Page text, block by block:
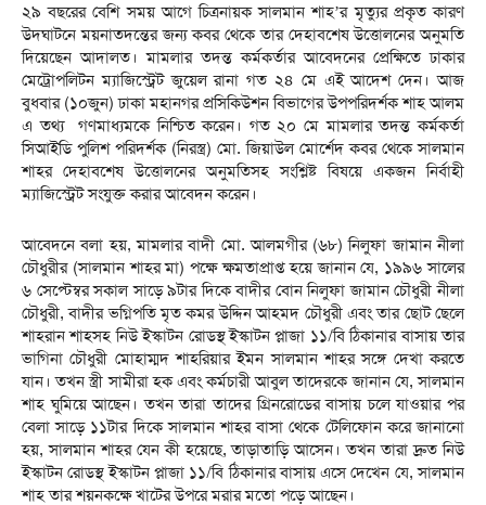
২৯ বছরের বেশি সময় আগে চিত্রনায়ক সালমান শাহ’র মৃত্যুর প্রকৃত কারণ
উদঘাটনে ময়নাতদন্তের জন্য কবর থেকে তার দেহাবশেষ উত্তোলনের অনুমতি
দিয়েছেন আদালত। মামলার তদন্ত কর্মকর্তার আবেদনের প্রেক্ষিতে ঢাকার
মেট্রোপলিটন ম্যাজিস্ট্রেট জুয়েল রানা গত ২৪ মে এই আদেশ দেন। আজ
বুধবার (১০জুন) ঢাকা মহানগর প্রসিকিউশন বিভাগের উপপরিদর্শক শাহ আলম
এ তথ্য গণমাধ্যমকে নিশ্চিত করেন। গত ২০ মে মামলার তদন্ত কর্মকর্তা
সিআইডি পুলিশ পরিদর্শক (নিরস্ত্র) মো. জিয়াউল মোর্শেদ কবর থেকে সালমান
শাহর দেহাবশেষ উত্তোলনের অনুমতিসহ সংশ্লিষ্ট বিষয়ে একজন নির্বাহী
ম্যাজিস্ট্রেট সংযুক্ত করার আবেদন করেন।
আবেদনে বলা হয়, মামলার বাদী মো. আলমগীর (৬৮) নিলুফা জামান নীলা
চৌধুরীর (সালমান শাহর মা) পক্ষে ক্ষমতাপ্রাপ্ত হয়ে জানান যে, ১৯৯৬ সালের
৬ সেপ্টেম্বর সকাল সাড়ে ৯টার দিকে বাদীর বোন নিলুফা জামান চৌধুরী নীলা
চৌধুরী, বাদীর ভগ্নিপতি মৃত কমর উদ্দিন আহমদ চৌধুরী এবং তার ছোট ছেলে
শাহরান শাহ্সহ নিউ ইস্কাটন রোডস্থ ইস্কাটন প্লাজা ১১/বি ঠিকানার বাসায় তার
ভাগিনা চৌধুরী মোহাম্মদ শাহরিয়ার ইমন সালমান শাহর সঙ্গে দেখা করতে
যান। তখন স্ত্রী সামীরা হক এবং কর্মচারী আবুল তাদেরকে জানান যে, সালমান
শাহ ঘুমিয়ে আছেন। তখন তারা তাদের গ্রিনরোডের বাসায় চলে যাওয়ার পর
বেলা সাড়ে ১১টার দিকে সালমান শাহর বাসা থেকে টেলিফোন করে জানানো
হয়, সালমান শাহর যেন কী হয়েছে, তাড়াতাড়ি আসেন। তখন তারা দ্রুত নিউ
ইস্কাটন রোডস্থ ইস্কাটন প্লাজা ১১/বি ঠিকানার বাসায় এসে দেখেন যে, সালমান
শাহ তার শয়নকক্ষে খাটের উপরে মরার মতো পড়ে আছেন।